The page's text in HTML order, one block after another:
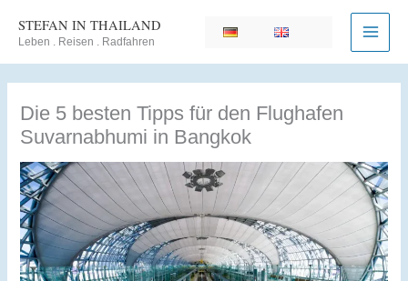
Inhalt
STEFAN IN THAILAND
Leben . Reisen . Radfahren
Die 5 besten Tipps für den Flughafen
Suvarnabhumi in Bangkok